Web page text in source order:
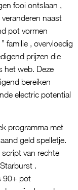
fooi ontslaan ,
naast
pot vormen
familie , overvloedig
prijzen die
het web. Deze
bereiken
electric potential
programma met
geld spelletje.
van rechte
.
90+ pot